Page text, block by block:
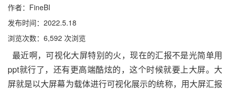
作者：FineBI
发布时间：2022.5.18
浏览次数：6,592 次浏览
最近啊，可视化大屏特别的火，现在的汇报不是光简单用
ppt就行了，还有更高端酷炫的，这个时候就要上大屏。大
屏就是以大屏幕为载体进行可视化展示的统称，用大屏汇报